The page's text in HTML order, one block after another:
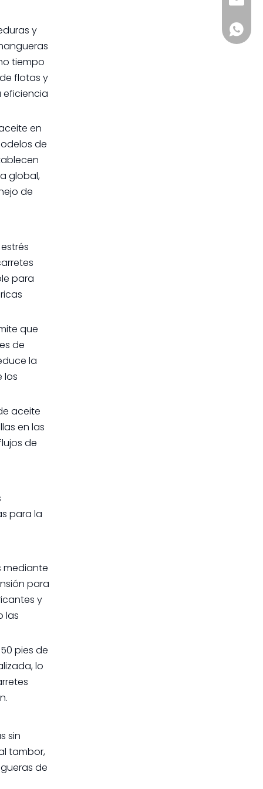
y
tiempo
flotas y
eficiencia
en
de
global,
de
para
que
de
la
los
aceite
en las
de
para la
mediante
para
y
las
pies de
lo
sin
tambor,
de